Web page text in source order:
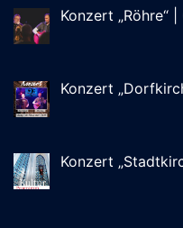
Konzert „Röhre“ |
Konzert
Konzert